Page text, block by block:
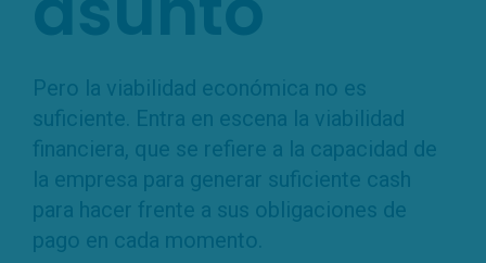
Pero la viabilidad económica no es
suficiente. Entra en escena la viabilidad
financiera, que se refiere a la capacidad de
la empresa para generar suficiente cash
para hacer frente a sus obligaciones de
pago en cada momento.